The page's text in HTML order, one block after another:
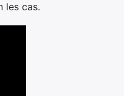
les cas.